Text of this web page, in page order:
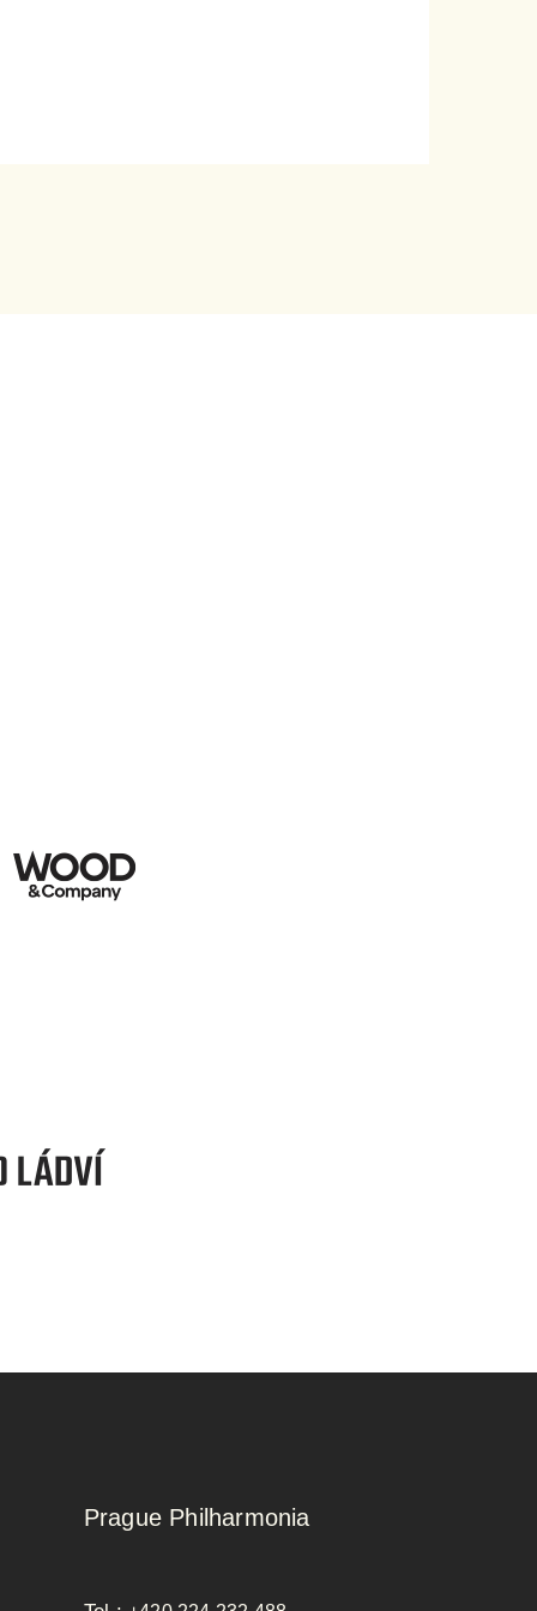
Prague Philharmonia